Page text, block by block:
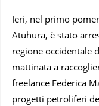
Ieri, nel primo
Atuhura, è stato
regione occidentale
mattinata a
freelance Federica
progetti petroliferi